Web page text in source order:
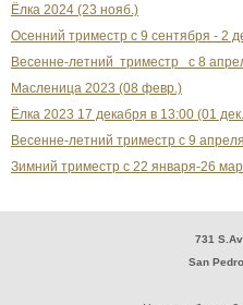
Ёлка 2024 (23 нояб.)
Осенний триместр с 9 сентября - 2
Весенне-летний триместр с 8
Масленица 2023 (08 февр.)
Ёлка 2023 17 декабря в 13:00 (01
Весенне-летний триместр с 9
Зимний триместр с 22 января-26
731
San